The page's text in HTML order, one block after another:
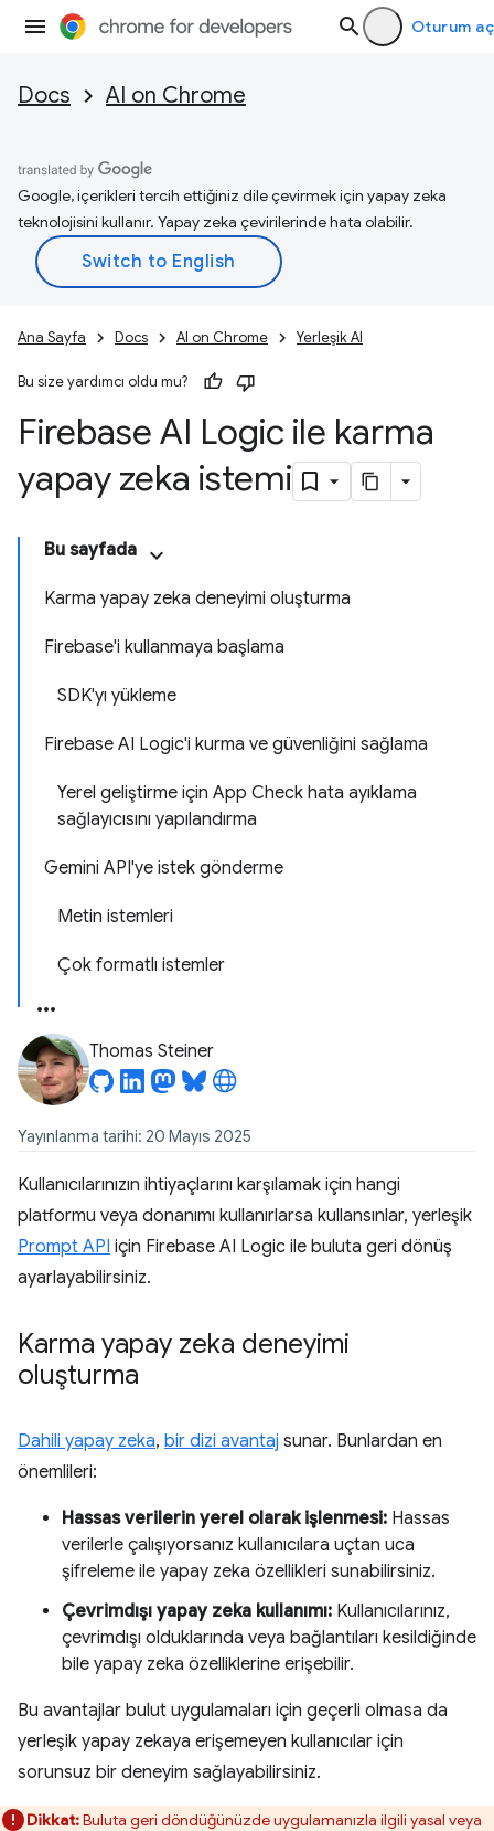
Oturum aç
Docs AI on Chrome
Google, içerikleri tercih ettiğiniz dile çevirmek için yapay zeka
teknolojisini kullanır. Yapay zeka çevirilerinde hata olabilir.
Ana Sayfa Docs AI on Chrome Yerleşik AI
Bu size yardımcı oldu mu?
Firebase AI Logic ile karma
yapay zeka istemi
Bu sayfada
Karma yapay zeka deneyimi oluşturma
Firebase'i kullanmaya başlama
SDK'yı yükleme
Firebase AI Logic'i kurma ve güvenliğini sağlama
Yerel geliştirme için App Check hata ayıklama
sağlayıcısını yapılandırma
Gemini API'ye istek gönderme
Metin istemleri
Çok formatlı istemler
Thomas Steiner
Yayınlanma tarihi: 20 Mayıs 2025
Kullanıcılarınızın ihtiyaçlarını karşılamak için hangi
platformu veya donanımı kullanırlarsa kullansınlar, yerleşik
Prompt API için Firebase AI Logic ile buluta geri dönüş
ayarlayabilirsiniz.
Karma yapay zeka deneyimi
oluşturma
Dahili yapay zeka, bir dizi avantaj sunar. Bunlardan en
önemlileri:
Hassas verilerin yerel olarak işlenmesi: Hassas
verilerle çalışıyorsanız kullanıcılara uçtan uca
şifreleme ile yapay zeka özellikleri sunabilirsiniz.
Çevrimdışı yapay zeka kullanımı: Kullanıcılarınız,
çevrimdışı olduklarında veya bağlantıları kesildiğinde
bile yapay zeka özelliklerine erişebilir.
Bu avantajlar bulut uygulamaları için geçerli olmasa da
yerleşik yapay zekaya erişemeyen kullanıcılar için
sorunsuz bir deneyim sağlayabilirsiniz.
Dikkat:Buluta geri döndüğünüzde uygulamanızla ilgili yasal veya